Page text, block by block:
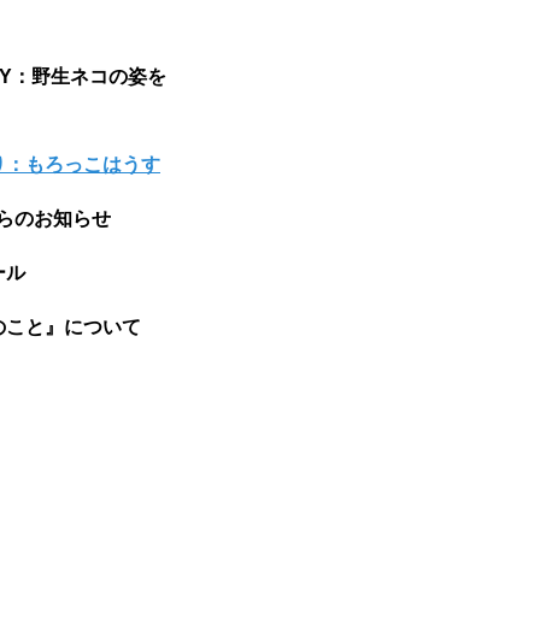
：野生ネコの姿を
もろっこはうす
のお知らせ
ル
と』について